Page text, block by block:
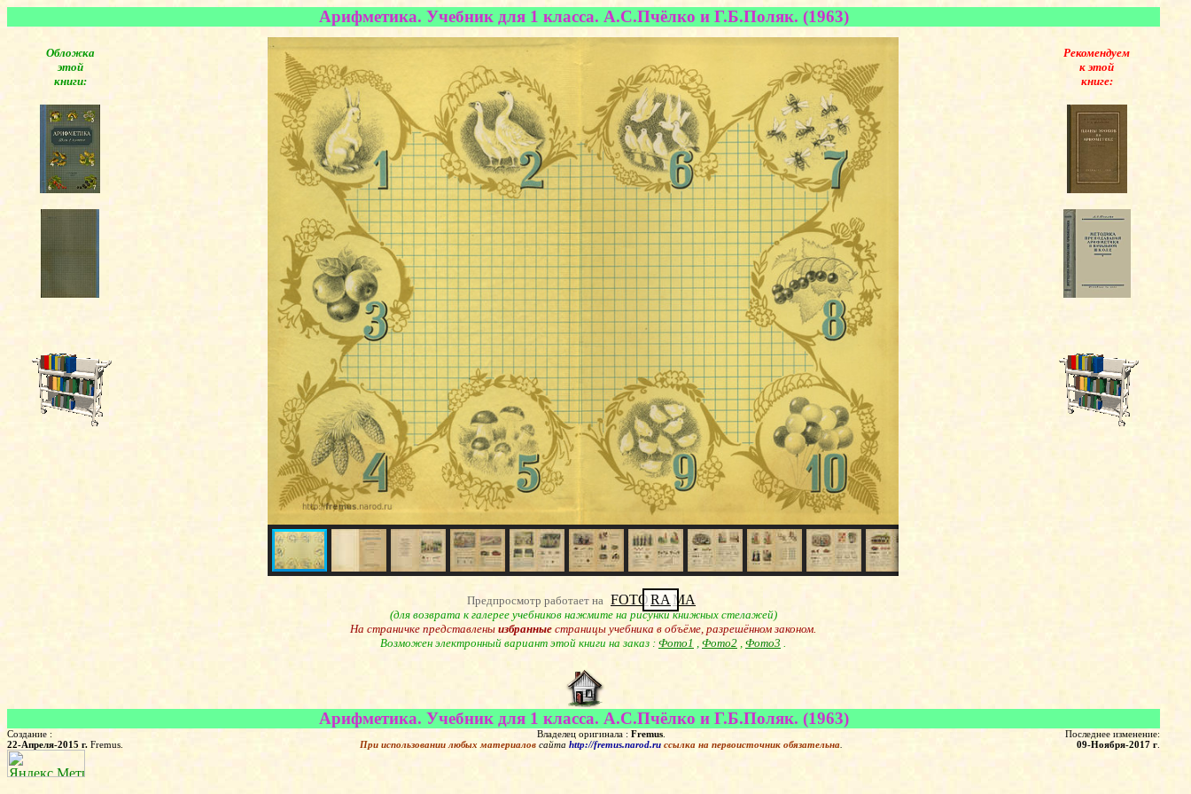
Арифметика. Учебник для 1 класса. А.С.Пчёлко и Г.Б.Поляк. (1963)
Обложка
этой
книги:
Предпросмотр работает на FOTORA MA
(для возврата к галерее учебников нажмите на рисунки книжных стелажей)
На страничке представлены избранные страницы учебника в объёме, разрешённом законом.
Возможен электронный вариант этой книги на заказ : Фото1 , Фото2 , Фото3 .
Рекомендуем
к этой
книге:
Арифметика. Учебник для 1 класса. А.С.Пчёлко и Г.Б.Поляк. (1963)
Создание :
22-Апреля-2015 г. Fremus.
Владелец оригинала : Fremus.
При использовании любых материаловсайта http://fremus.narod.ru ссылка на первоисточник обязательна.
Последнее изменение:
09-Ноября-2017 г